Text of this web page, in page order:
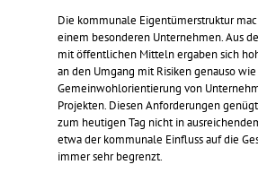
Die kommunale Eigentümerstruktur
einem besonderen Unternehmen. Aus
mit öffentlichen Mitteln ergaben sich
an den Umgang mit Risiken genauso
Gemeinwohlorientierung von
Projekten. Diesen Anforderungen
zum heutigen Tag nicht in
etwa der kommunale Einfluss auf die
immer sehr begrenzt.